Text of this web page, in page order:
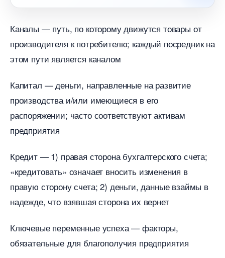
Каналы — путь, по которому движутся товары от
производителя к потребителю; каждый посредник на
этом пути является каналом
Капитал — деньги, направленные на развитие
производства и/или имеющиеся в его
распоряжении; часто соответствуют активам
предприятия
Кредит — 1) правая сторона бухгалтерского счета;
«кредитовать» означает вносить изменения
правую сторону счета; 2) деньги, данные взаймы
надежде, что взявшая сторона их вернет
Ключевые переменные успеха — факторы,
обязательные для благополучия предприятия